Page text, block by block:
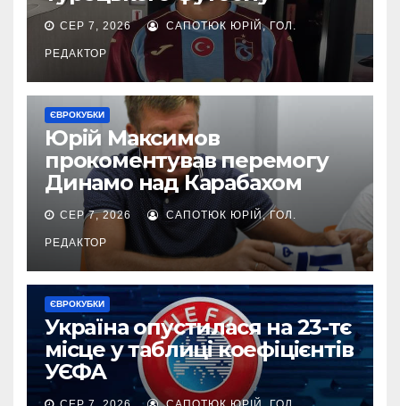
СЕР 7, 2026 САПОТЮК ЮРІЙ, ГОЛ.
РЕДАКТОР
ЄВРОКУБКИ
Юрій Максимов
прокоментував перемогу
Динамо над Карабахом
СЕР 7, 2026 САПОТЮК ЮРІЙ, ГОЛ.
РЕДАКТОР
ЄВРОКУБКИ
Україна опустилася на 23-тє
місце у таблиці коефіцієнтів
УЄФА